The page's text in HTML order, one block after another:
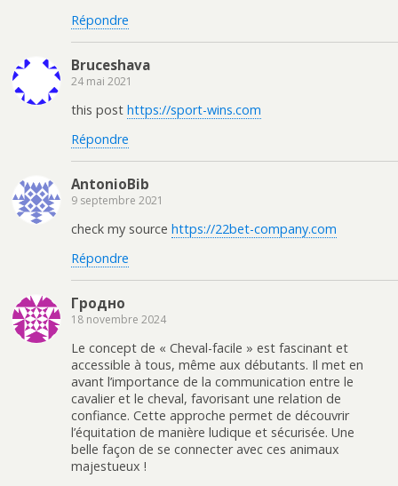
Répondre
Bruceshava
24 mai 2021
this post https://sport-wins.com
Répondre
AntonioBib
9 septembre 2021
check my source https://22bet-company.com
Répondre
Гродно
18 novembre 2024
Le concept de « Cheval-facile » est fascinant et
accessible à tous, même aux débutants. Il met en
avant l’importance de la communication entre le
cavalier et le cheval, favorisant une relation de
confiance. Cette approche permet de découvrir
l’équitation de manière ludique et sécurisée. Une
belle façon de se connecter avec ces animaux
majestueux !